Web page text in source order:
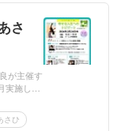
さ
が主催す
施して
さひ